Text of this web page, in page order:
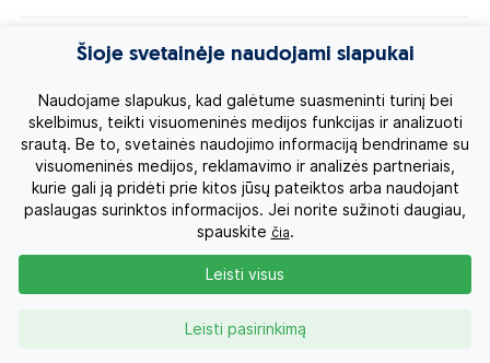
Egzotinės kelionės
Kruizai
Kelionės po Lietuvą
Apie mus
Privatumo politika
Šioje svetainėje naudojami slapukai
Naudojame slapukus, kad galėtume suasmeninti turinį bei
skelbimus, teikti visuomeninės medijos funkcijas ir analizuoti
srautą. Be to, svetainės naudojimo informaciją bendriname su
visuomeninės medijos, reklamavimo ir analizės partneriais,
kurie gali ją pridėti prie kitos jūsų pateiktos arba naudojant
paslaugas surinktos informacijos. Jei norite sužinoti daugiau,
spauskite čia.
Leisti pasirinkimą
Leisti visus